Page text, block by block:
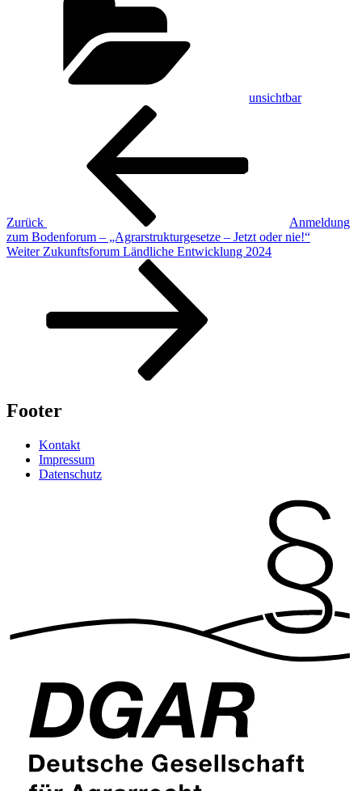
unsichtbar
Beitragsnavigation
Zurück
Anmeldung
zum Bodenforum – „Agrarstrukturgesetze – Jetzt oder nie!“
Nächster
Weiter Zukunftsforum Ländliche Entwicklung 2024
Footer
Kontakt
Impressum
Datenschutz